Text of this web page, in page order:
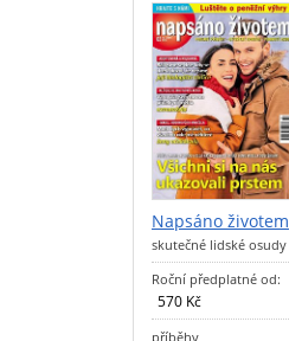
Napsáno životem
skutečné lidské osudy
Roční předplatné od:
570 Kč
příběhy